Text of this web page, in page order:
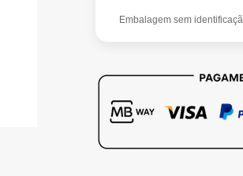
Embalagem sem